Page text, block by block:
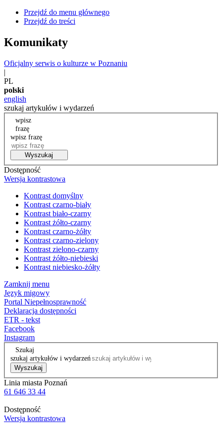
Przejdź do menu głównego
Przejdź do treści
Komunikaty
Oficjalny serwis o kulturze w Poznaniu
|
PL
polski
english
szukaj artykułów i wydarzeń
wpisz
frazę
wpisz frazę
Wyszukaj
Dostępność
Wersja kontrastowa
Kontrast domyślny
Kontrast czarno-biały
Kontrast biało-czarny
Kontrast żółto-czarny
Kontrast czarno-żółty
Kontrast czarno-zielony
Kontrast zielono-czarny
Kontrast żółto-niebieski
Kontrast niebiesko-żółty
Zamknij menu
Język migowy
Portal Niepełnosprawność
Deklaracja dostępności
ETR - tekst
Facebook
Instagram
Szukaj
szukaj artykułów i wydarzeń
Wyszukaj
Linia miasta Poznań
61 646 33 44
Dostępność
Wersja kontrastowa